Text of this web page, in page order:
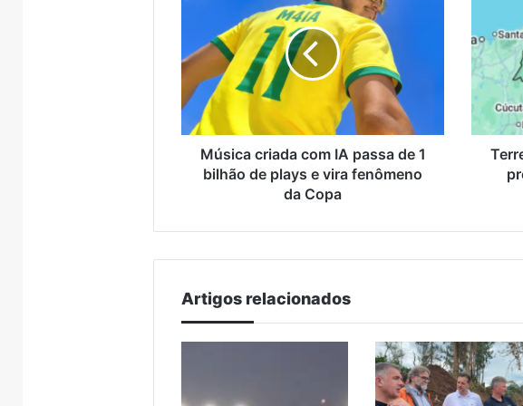
passa
de
bilhão
de
playsMúsica criada com IA passa de 1
bilhão de plays e vira fenômeno
da Copa
e
provoca
pânico
em
Caracas
Artigos relacionados
Encantado e Muçum
anos
de
reclusão
por
declaração
considerada
racista
considerada racista